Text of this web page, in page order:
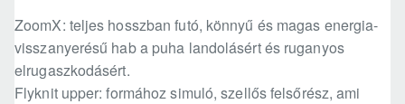
ZoomX: teljes hosszban futó, könnyű és magas energia-
visszanyerésű hab a puha landolásért és ruganyos
elrugaszkodásért.
Flyknit upper: formához simuló, szellős felsőrész, ami